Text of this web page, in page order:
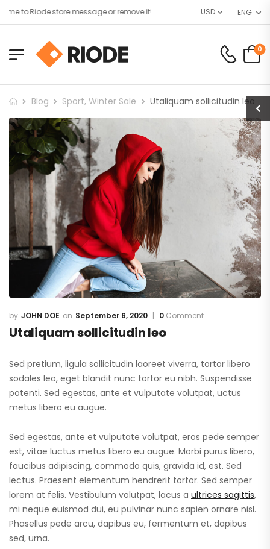
to Riode store message or remove it! USD ENG
0
Blog Sport,Winter Sale Utaliquam sollicitudin leo
JOHN DOE September 6, 2020 0 Comment
Utaliquam sollicitudin leo
Sed pretium, ligula sollicitudin laoreet viverra, tortor libero
sodales leo, eget blandit nunc tortor eu nibh. Suspendisse
potenti. Sed egestas, ante et vulputate volutpat, uctus
metus libero eu augue.
Sed egestas, ante et vulputate volutpat, eros pede semper
est, vitae luctus metus libero eu augue. Morbi purus libero,
faucibus adipiscing, commodo quis, gravida id, est. Sed
lectus. Praesent elementum hendrerit tortor. Sed semper
lorem at felis. Vestibulum volutpat, lacus a ultrices sagittis,
mi neque euismod dui, eu pulvinar nunc sapien ornare nisl.
Phasellus pede arcu, dapibus eu, fermentum et, dapibus
sed, urna.